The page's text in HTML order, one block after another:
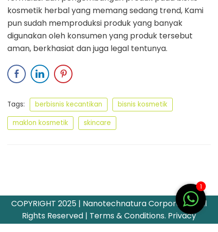
kosmetik herbal yang memang sedang trend, Kami
pun sudah memproduksi produk yang banyak
digunakan oleh konsumen yang produk tersebut
aman, berkhasiat dan juga legal tentunya.
Tags: berbisnis kecantikan
bisnis kosmetik
maklon kosmetik
skincare
COPYRIGHT 2025 | Nanotechnatura Corporation All
Rights Reserved | Terms & Conditions. Privacy
1